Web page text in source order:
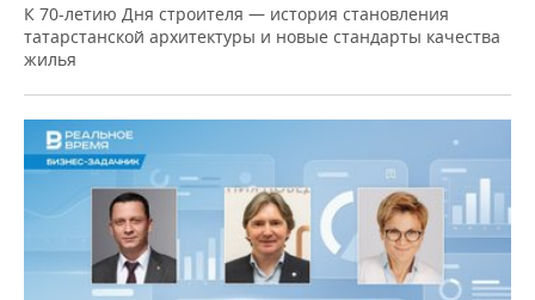
К 70-летию Дня строителя — история становления
татарстанской архитектуры и новые стандарты качества
жилья